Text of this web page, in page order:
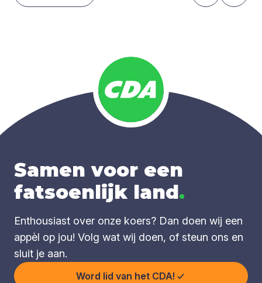
Samen voor een
fatsoenlijk land.
Enthousiast over onze koers? Dan doen wij een
appèl op jou! Volg wat wij doen, of steun ons en
sluit je aan.
Word lid van het CDA!